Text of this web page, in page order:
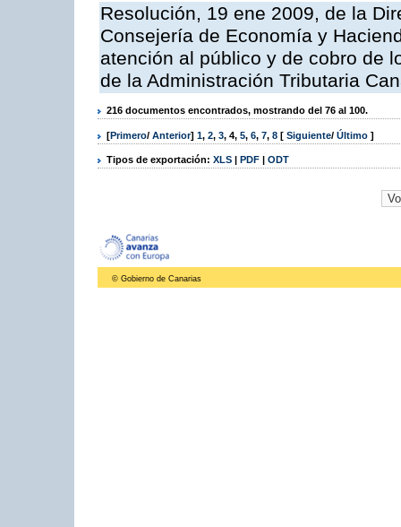
Resolución, 19 ene 2009, de la
Consejería de Economía y
atención al público y de cobro de
de la Administración Tributaria
216 documentos encontrados, mostrando del 76 al 100.
[Primero/ Anterior] 1, 2, 3, 4, 5, 6, 7, 8 [ Siguiente/ Último ]
Tipos de exportación: XLS | PDF | ODT
© Gobierno de Canarias